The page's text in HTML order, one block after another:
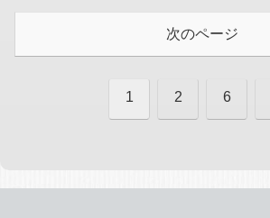
次のページ
1 2 6